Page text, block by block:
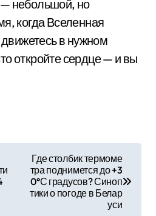
небольшой, но
когда Вселенная
в нужном
откройте сердце — и вы
Где столбик термоме
тра поднимется до +3
0°С градусов? Синоп
тики о погоде в Белар
уси